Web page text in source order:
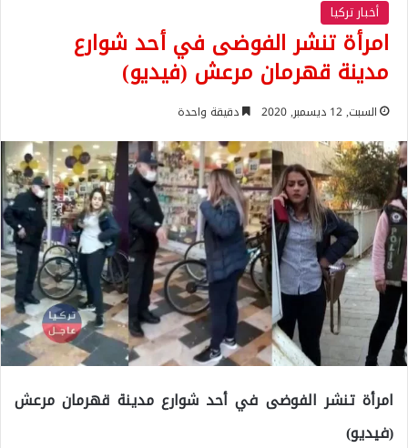
أخبار تركيا
امرأة تنشر الفوضى في أحد شوارع
مدينة قهرمان مرعش (فيديو)
السبت, 12 ديسمبر, 2020 دقيقة واحدة
امرأة تنشر الفوضى في أحد شوارع مدينة قهرمان مرعش
(فيديو)